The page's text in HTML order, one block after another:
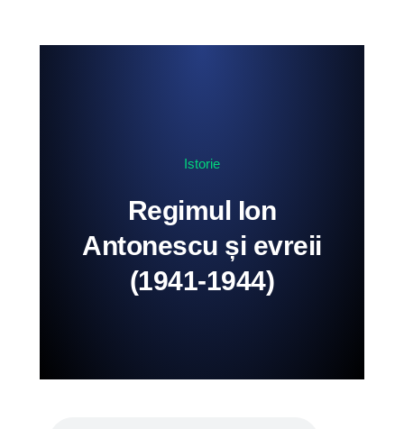
Istorie
Regimul Ion
Antonescu și evreii
(1941-1944)